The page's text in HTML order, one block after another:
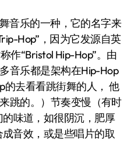
音乐的一种，它的名字来
Hop”，因为它发源自英
作“Bristol Hip-Hop”。由
音乐都是架构在Hip-Hop
去看看跳街舞的人， 他
跳的。）节奏变慢（有时
味道，如很阴沉，肥厚
音效，或是些唱片的取